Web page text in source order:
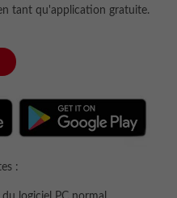
tant qu'application gratuite.
: